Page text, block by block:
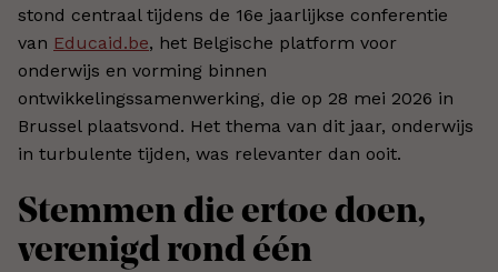
stond centraal tijdens de 16e jaarlijkse conferentie
van Educaid.be, het Belgische platform voor
onderwijs en vorming binnen
ontwikkelingssamenwerking, die op 28 mei 2026 in
Brussel plaatsvond. Het thema van dit jaar, onderwijs
in turbulente tijden, was relevanter dan ooit.
Stemmen die ertoe doen,
verenigd rond één